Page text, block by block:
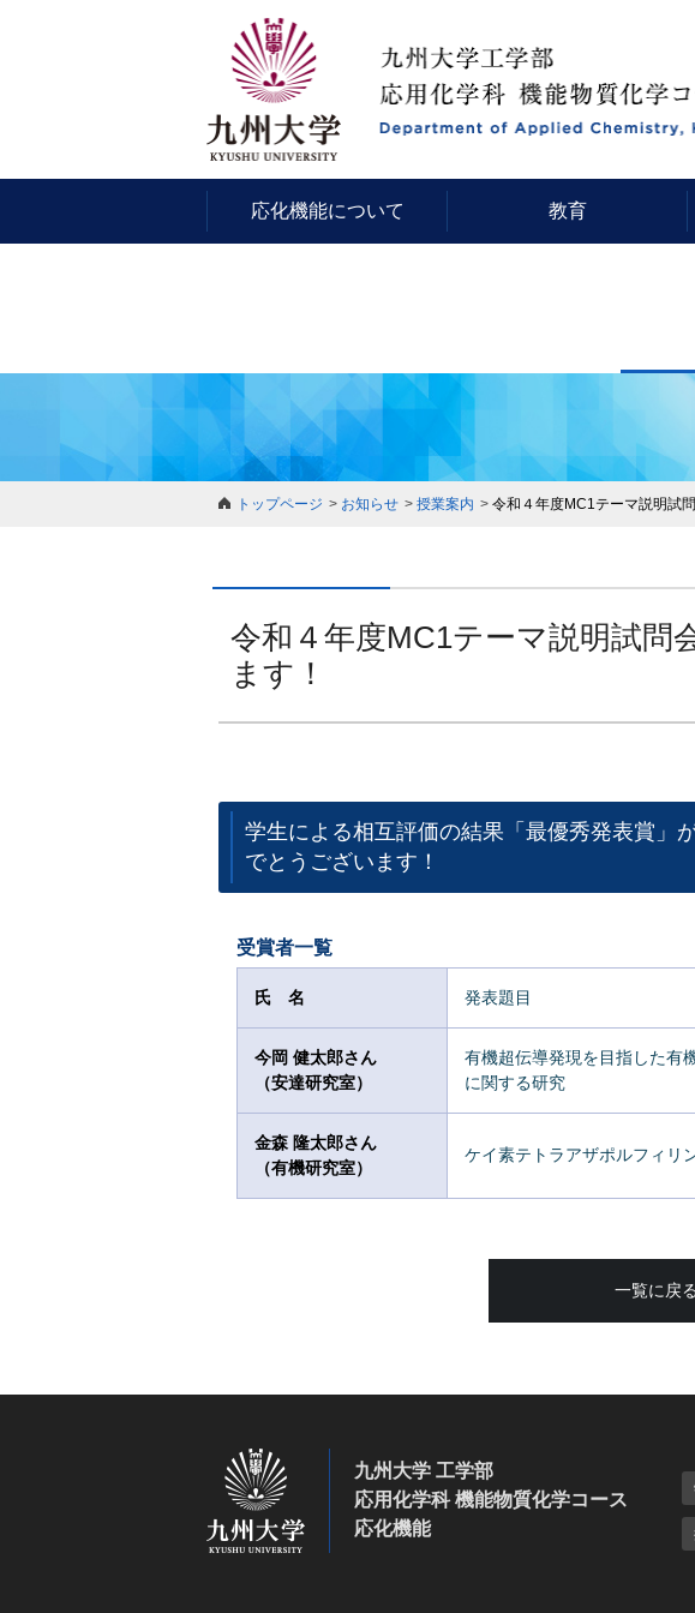
応化機能について 教育
トップページ お知らせ 授業案内 令和４年度MC1テーマ説明試
令和４年度MC1テーマ説明試問
ます！
学生による相互評価の結果「最優秀発表賞」
でとうございます！
受賞者一覧
氏 名 発表題目
今岡 健太郎さん
（安達研究室）
有機超伝導発現を目指した有
に関する研究
金森 隆太郎さん
（有機研究室）
ケイ素テトラアザポルフィリ
一覧に戻る
九州大学 工学部
応用化学科 機能物質化学コース
応化機能